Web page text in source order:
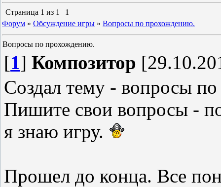
Страница 1 из 1
1
Форум » Обсуждение игры » Вопросы по прохождению.
Вопросы по прохождению.
[1] Композитор
Создал тему - вопросы
Пишите свои вопросы -
я знаю игру.
Прошел до конца. Все